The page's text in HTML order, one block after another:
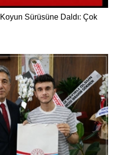
Sürüsüne Daldı: Çok